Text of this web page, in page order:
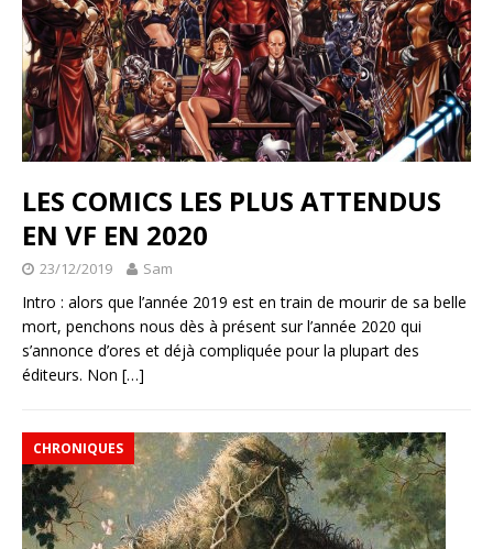
LES COMICS LES PLUS ATTENDUS
EN VF EN 2020
23/12/2019 Sam
Intro : alors que l’année 2019 est en train de mourir de sa belle
mort, penchons nous dès à présent sur l’année 2020 qui
s’annonce d’ores et déjà compliquée pour la plupart des
éditeurs. Non […]
CHRONIQUES